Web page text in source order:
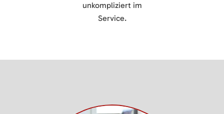
unkompliziert im
Service.